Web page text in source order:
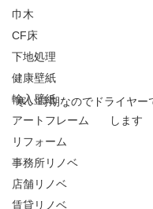
巾木
CF床
下地処理
健康壁紙
輸入壁紙
アートフレーム
リフォーム
事務所リノベ
店舗リノベ
賃貸リノベ
寒い時期なのでドライヤー
します